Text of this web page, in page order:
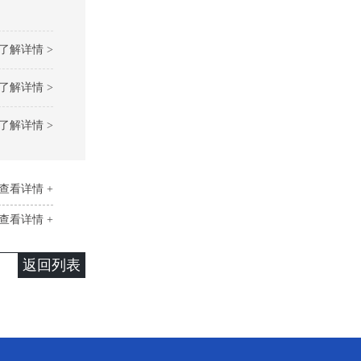
解详情 >
解详情 >
解详情 >
看详情 +
看详情 +
返回列表